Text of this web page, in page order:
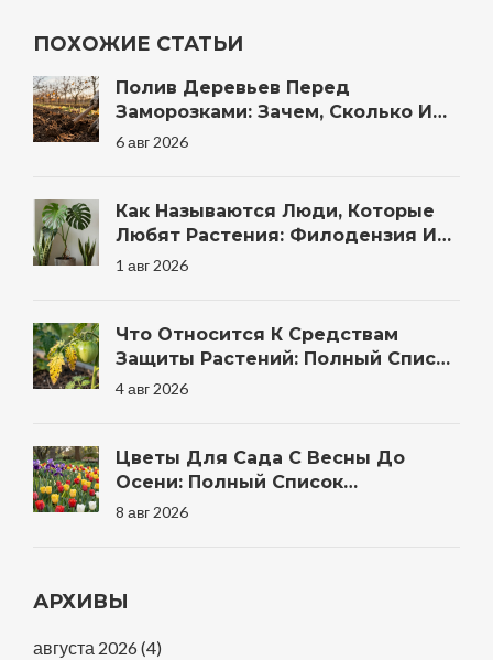
ПОХОЖИЕ СТАТЬИ
Полив Деревьев Перед
Заморозками: Зачем, Сколько И
Когда Правильно
6 авг 2026
Как Называются Люди, Которые
Любят Растения: Филодензия И
Другие Термины
1 авг 2026
Что Относится К Средствам
Защиты Растений: Полный Список
Препаратов И Методов Для Сада
4 авг 2026
Цветы Для Сада С Весны До
Осени: Полный Список
Неприхотливых Многолетников И
8 авг 2026
АРХИВЫ
августа 2026 (4)